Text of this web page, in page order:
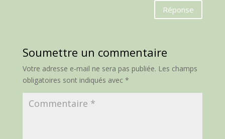
Réponse
Soumettre un commentaire
Votre adresse e-mail ne sera pas publiée. Les champs
obligatoires sont indiqués avec *